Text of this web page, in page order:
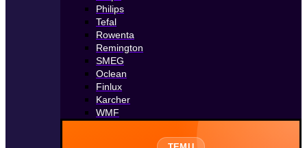
Philips
Tefal
Rowenta
Remington
SMEG
Oclean
Finlux
Karcher
WMF